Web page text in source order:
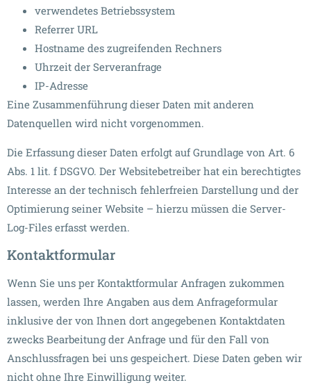
verwendetes Betriebssystem
Referrer URL
Hostname des zugreifenden Rechners
Uhrzeit der Serveranfrage
IP-Adresse
Eine Zusammenführung dieser Daten mit anderen
Datenquellen wird nicht vorgenommen.
Die Erfassung dieser Daten erfolgt auf Grundlage von Art. 6
Abs. 1 lit. f DSGVO. Der Websitebetreiber hat ein berechtigtes
Interesse an der technisch fehlerfreien Darstellung und der
Optimierung seiner Website – hierzu müssen die Server-
Log-Files erfasst werden.
Kontaktformular
Wenn Sie uns per Kontaktformular Anfragen zukommen
lassen, werden Ihre Angaben aus dem Anfrageformular
inklusive der von Ihnen dort angegebenen Kontaktdaten
zwecks Bearbeitung der Anfrage und für den Fall von
Anschlussfragen bei uns gespeichert. Diese Daten geben wir
nicht ohne Ihre Einwilligung weiter.